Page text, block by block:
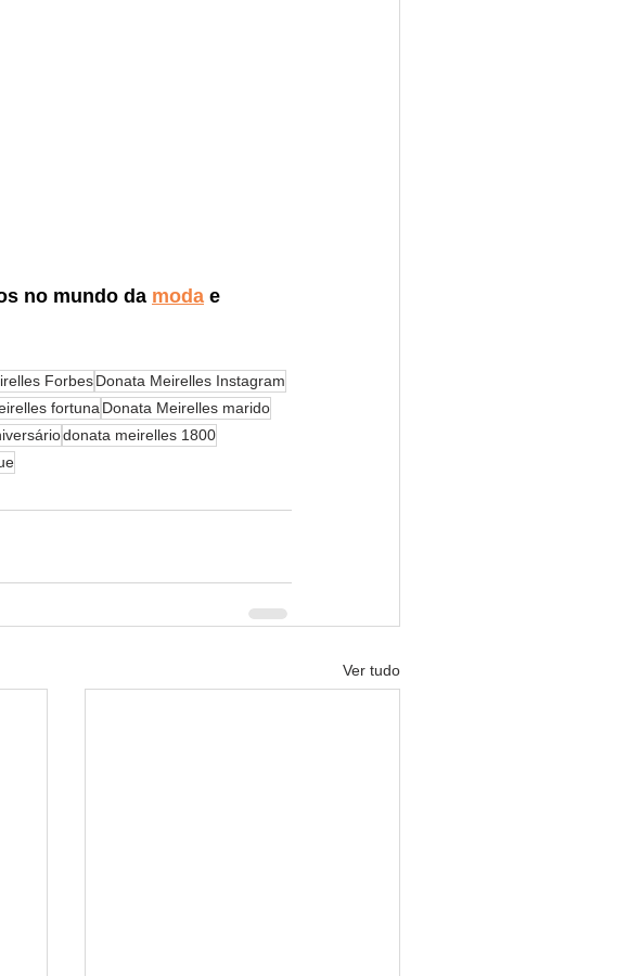
no mundo da moda e
ForbesDonata Meirelles Instagram
fortunaDonata Meirelles marido
donata meirelles 1800
Ver tudo